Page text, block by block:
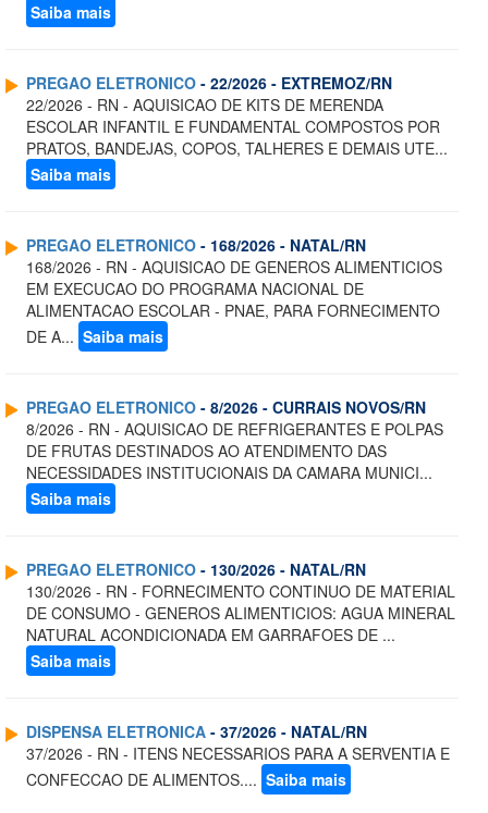
Saiba mais
PREGAO ELETRONICO - 22/2026 - EXTREMOZ/RN
22/2026 - RN - AQUISICAO DE KITS DE MERENDA
ESCOLAR INFANTIL E FUNDAMENTAL COMPOSTOS POR
PRATOS, BANDEJAS, COPOS, TALHERES E DEMAIS UTE...
Saiba mais
PREGAO ELETRONICO - 168/2026 - NATAL/RN
168/2026 - RN - AQUISICAO DE GENEROS ALIMENTICIOS
EM EXECUCAO DO PROGRAMA NACIONAL DE
ALIMENTACAO ESCOLAR - PNAE, PARA FORNECIMENTO
DE A... Saiba mais
PREGAO ELETRONICO - 8/2026 - CURRAIS NOVOS/RN
8/2026 - RN - AQUISICAO DE REFRIGERANTES E POLPAS
DE FRUTAS DESTINADOS AO ATENDIMENTO DAS
NECESSIDADES INSTITUCIONAIS DA CAMARA MUNICI...
Saiba mais
PREGAO ELETRONICO - 130/2026 - NATAL/RN
130/2026 - RN - FORNECIMENTO CONTINUO DE MATERIAL
DE CONSUMO - GENEROS ALIMENTICIOS: AGUA MINERAL
NATURAL ACONDICIONADA EM GARRAFOES DE ...
Saiba mais
DISPENSA ELETRONICA - 37/2026 - NATAL/RN
37/2026 - RN - ITENS NECESSARIOS PARA A SERVENTIA E
CONFECCAO DE ALIMENTOS.... Saiba mais